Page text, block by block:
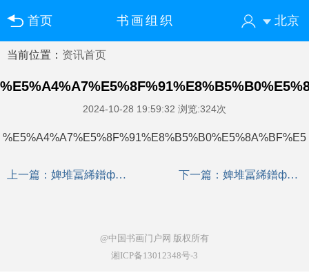
首页 北京
书画组织
您好！欢迎来到中国书画门户网
当前位置： 资讯首页
2024-10-28 19:59:32 浏览:324次
上一篇： 婢堆冨絺鐠ф澘濞嶉崶鍓х暆閸楁洜婀呭▔? 婢堆冨絺鐠ф澘濞嶉張澶夌矆娑斿牊濡у? 婢堆冨絺鐠ф澘濞嶇划鎯у櫙閸掑棙鐎? 下一篇： 婢堆冨絺鐠ф澘濞嶉幎鈧?
@中国书画门户网 版权所有
湘ICP备13012348号-3